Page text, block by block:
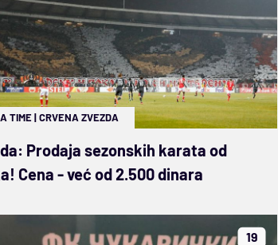
TIME|CRVENA ZVEZDA
Prodaja sezonskih karata od
Cena - već od 2.500 dinara
19